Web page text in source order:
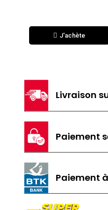
J'achète
Livraison
Paiement
Paiement